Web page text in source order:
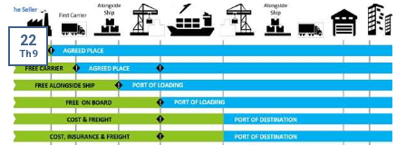
22
Th9